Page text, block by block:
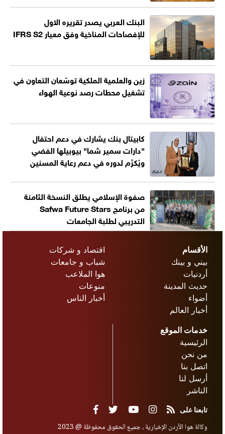
البنك العربي يصدر تقريره الاول
للإفصاحات المناخية وفق معيار IFRS S2
زين والعلمية الملكية توسّعان التعاون في
تشغيل محطات رصد نوعية الهواء
كابيتال بنك يشارك في دعم احتفال
"دارات سمير شما" بيوبيلها الفضي
ويُكرَّم لدوره في دعم رعاية المسنين
صفوة الإسلامي يطلق النسخة الثامنة
من برنامج Safwa Future Stars
التدريبي لطلبة الجامعات
الأقسام
بيني و بينك
أردنيات
حديث المدينة
أضواء
أخبار العالم
اقتصاد و شركات
شباب و جامعات
هوا الملاعب
منوعات
أخبار الناس
خدمات الموقع
الرئيسية
من نحن
اتصل بنا
أرسل لنا
الناشر
تابعنا على
وكالة هوا الأردن الإخبارية ، جميع الحقوق محفوظة @ 2023